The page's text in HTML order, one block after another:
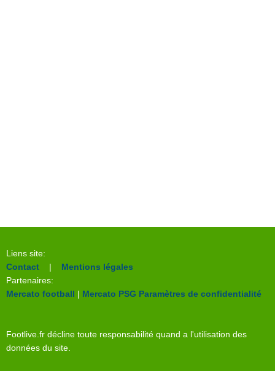
Liens site:
Contact | Mentions légales
Partenaires:
Mercato football | Mercato PSG Paramètres de confidentialité
Footlive.fr décline toute responsabilité quand a l'utilisation des
données du site.